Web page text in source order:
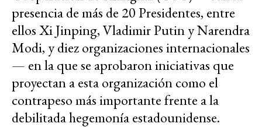
presencia de más de 20 Presidentes, entre
ellos Xi Jinping, Vladimir Putin y Narendra
Modi, y diez organizaciones internacionales
— en la que se aprobaron iniciativas que
proyectan a esta organización como el
contrapeso más importante frente a la
debilitada hegemonía estadounidense.